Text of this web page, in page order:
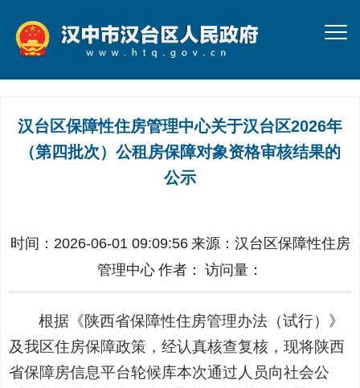
汉台区保障性住房管理中心关于汉台区2026年
（第四批次）公租房保障对象资格审核结果的
公示
时间：2026-06-01 09:09:56 来源： 汉台区保障性住房
管理中心 作者： 访问量：
根据《陕西省保障性住房管理办法 （试行） 》
及我区住房保障政策 ，经认真核查复核，现将陕西
省保障房信息平台轮候库本次通过人员向社会公